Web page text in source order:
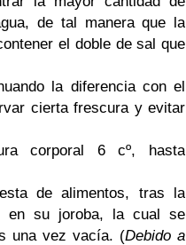
de tal manera que la
el doble de sal que
la diferencia con el
cierta frescura y evitar
corporal 6 cº, hasta
de alimentos, tras la
en su joroba, la cual se
una vez vacía. (Debido a